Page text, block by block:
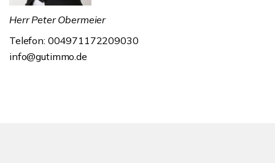
Herr Peter Obermeier
Telefon: 004971172209030
info@gutimmo.de